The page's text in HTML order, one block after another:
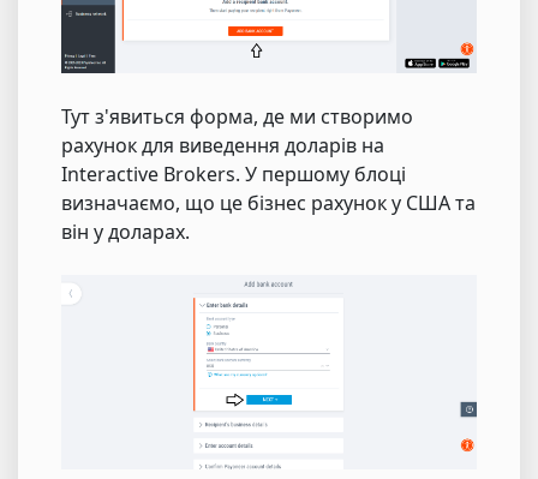
Тут з'явиться форма, де ми створимо
рахунок для виведення доларів на
Interactive Brokers. У першому блоці
визначаємо, що це бізнес рахунок у США та
він у доларах.